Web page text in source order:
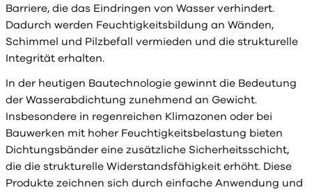
Barriere, die das Eindringen von Wasser verhindert.
Dadurch werden Feuchtigkeitsbildung an Wänden,
Schimmel und Pilzbefall vermieden und die strukturelle
Integrität erhalten.
In der heutigen Bautechnologie gewinnt die Bedeutung
der Wasserabdichtung zunehmend an Gewicht.
Insbesondere in regenreichen Klimazonen oder bei
Bauwerken mit hoher Feuchtigkeitsbelastung bieten
Dichtungsbänder eine zusätzliche Sicherheitsschicht,
die die strukturelle Widerstandsfähigkeit erhöht. Diese
Produkte zeichnen sich durch einfache Anwendung und